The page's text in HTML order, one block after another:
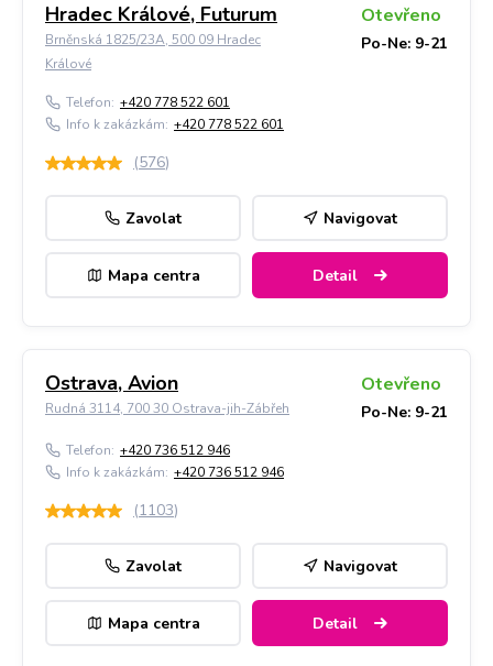
Hradec Králové, Futurum
Brněnská 1825/23A, 500 09 Hradec
Králové
Otevřeno
Po-Ne: 9-21
Telefon: +420 778 522 601
Info k zakázkám: +420 778 522 601
(576)
Zavolat Navigovat
Mapa centra Detail
Ostrava, Avion
Rudná 3114, 700 30 Ostrava-jih-Zábřeh
Otevřeno
Po-Ne: 9-21
Telefon: +420 736 512 946
Info k zakázkám: +420 736 512 946
(1103)
Zavolat Navigovat
Mapa centra Detail